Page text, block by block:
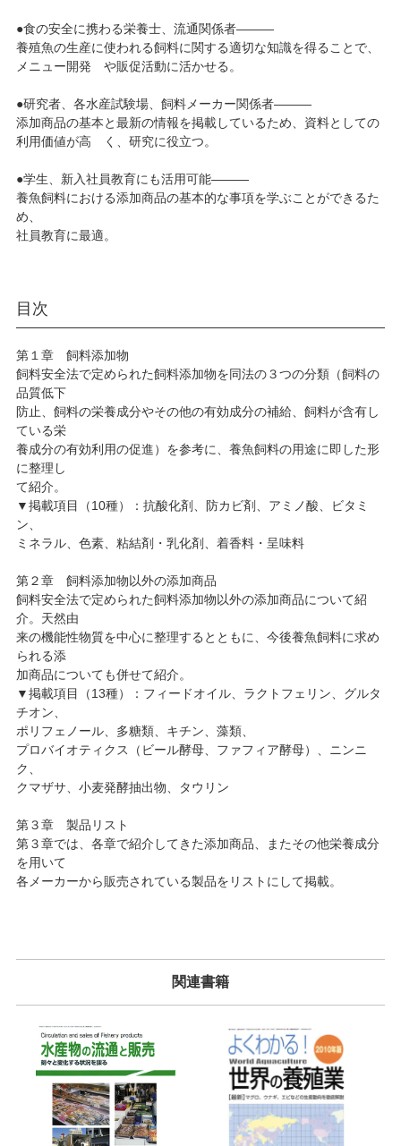
●食の安全に携わる栄養士、流通関係者―――
養殖魚の生産に使われる飼料に関する適切な知識を得ることで、
メニュー開発 や販促活動に活かせる。
●研究者、各水産試験場、飼料メーカー関係者―――
添加商品の基本と最新の情報を掲載しているため、資料としての
利用価値が高 く、研究に役立つ。
●学生、新入社員教育にも活用可能―――
養魚飼料における添加商品の基本的な事項を学ぶことができるた
め、
社員教育に最適。
目次
第１章 飼料添加物
飼料安全法で定められた飼料添加物を同法の３つの分類（飼料の
品質低下
防止、飼料の栄養成分やその他の有効成分の補給、飼料が含有し
ている栄
養成分の有効利用の促進）を参考に、養魚飼料の用途に即した形
に整理し
て紹介。
▼掲載項目（10種）：抗酸化剤、防カビ剤、アミノ酸、ビタミ
ン、
ミネラル、色素、粘結剤・乳化剤、着香料・呈味料
第２章 飼料添加物以外の添加商品
飼料安全法で定められた飼料添加物以外の添加商品について紹
介。天然由
来の機能性物質を中心に整理するとともに、今後養魚飼料に求め
られる添
加商品についても併せて紹介。
▼掲載項目（13種）：フィードオイル、ラクトフェリン、グルタ
チオン、
ポリフェノール、多糖類、キチン、藻類、
プロバイオティクス（ビール酵母、ファフィア酵母）、ニンニ
ク、
クマザサ、小麦発酵抽出物、タウリン
第３章 製品リスト
第３章では、各章で紹介してきた添加商品、またその他栄養成分
を用いて
各メーカーから販売されている製品をリストにして掲載。
関連書籍